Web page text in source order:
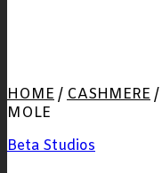
HOME / CASHMERE /
MOLE
Beta Studios